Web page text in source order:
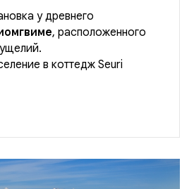
у древнего
, расположенного
в коттедж Seuri